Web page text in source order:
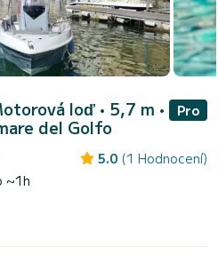
loď • 5,7 m •
del Golfo
Pro
5.0 (1 Hodnocení)
~1h